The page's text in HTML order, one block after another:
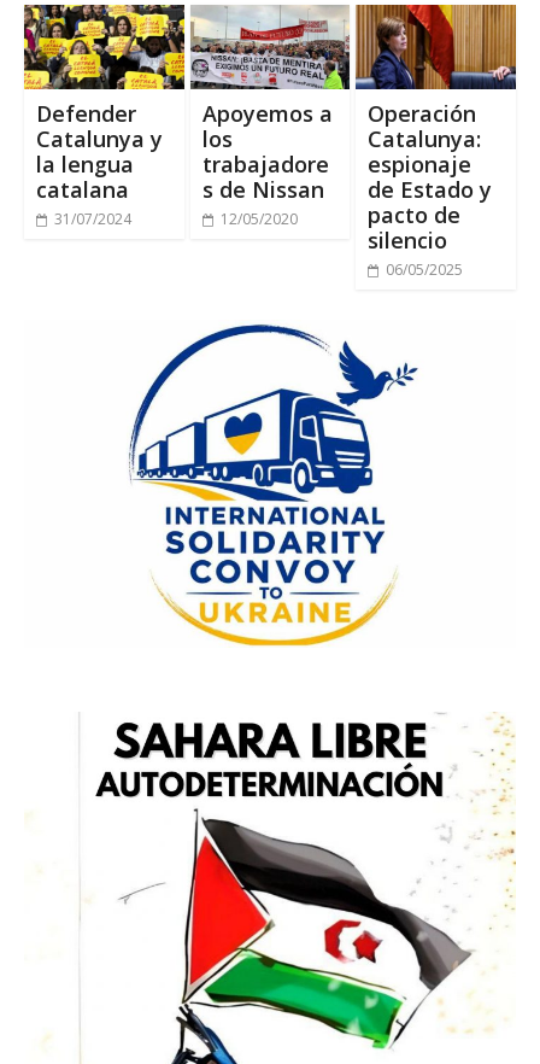
Defender
Catalunya y
la lengua
catalana
31/07/2024
Apoyemos a
los
trabajadore
s de Nissan
12/05/2020
Operación
Catalunya:
espionaje
de Estado y
pacto de
silencio
06/05/2025